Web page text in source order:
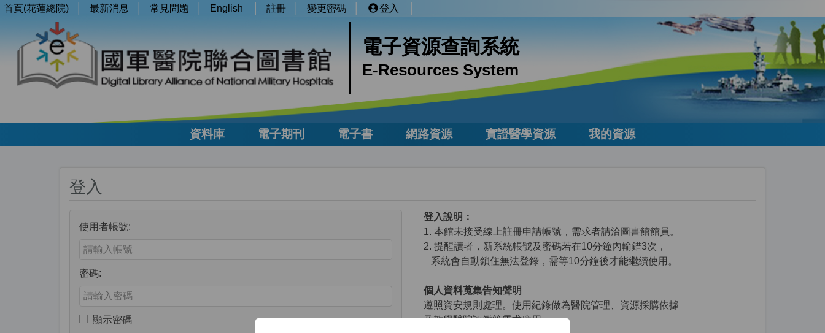
首頁(花蓮總院) 最新消息 常見問題 English 註冊 變更密碼 登入
電子資源查詢系統
E-Resources System
資料庫 電子期刊 電子書 網路資源 實證醫學資源 我的資源
登入
使用者帳號:
Enter your username or email address
密碼:
Enter your password
顯示密碼
登入說明：
1. 本館未接受線上註冊申請帳號，需求者請洽圖書館館員。
2. 提醒讀者，新系統帳號及密碼若在10分鐘內輸錯3次，
系統會自動鎖住無法登錄，需等10分鐘後才能繼續使用。
個人資料蒐集告知聲明
遵照資安規則處理。使用紀錄做為醫院管理、資源採購依據
及教學醫院評鑑等需求應用。